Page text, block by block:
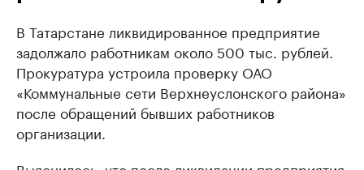
В Татарстане ликвидированное предприятие
задолжало работникам около 500 тыс. рублей.
Прокуратура устроила проверку ОАО
«Коммунальные сети Верхнеуслонского района»
после обращений бывших работников
организации.